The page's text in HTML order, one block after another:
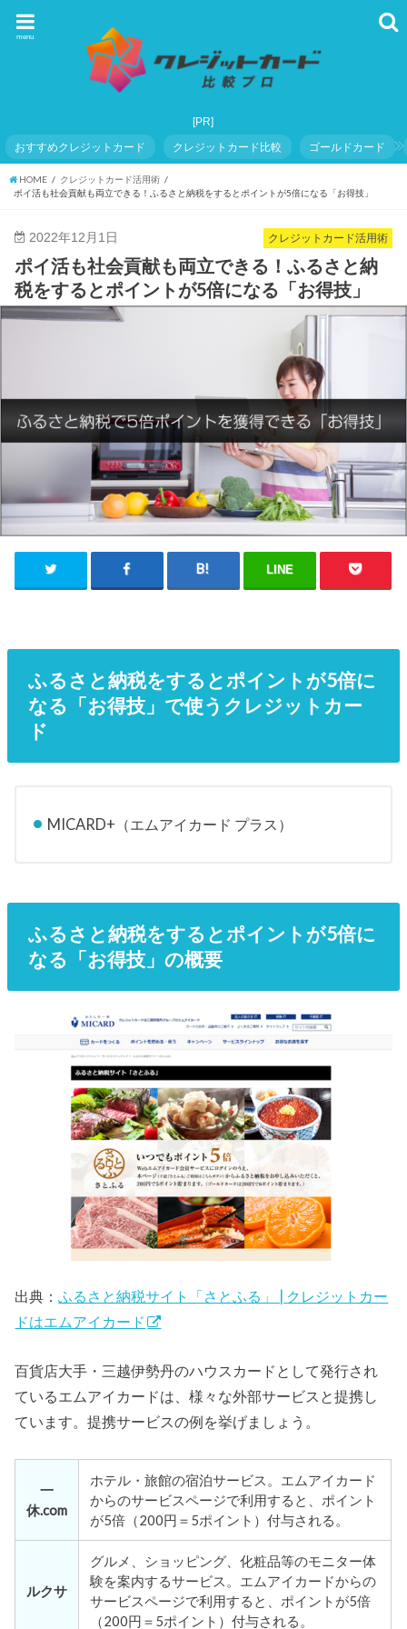
menu
おすすめクレジットカード クレジットカード比較 ゴールドカード
HOME
クレジットカード活用術
ポイ活も社会貢献も両立できる！ふるさと納税をするとポイントが5倍になる「お得技」
クレジットカード活用術
2022年12月1日
ポイ活も社会貢献も両立できる！ふるさと納
税をするとポイントが5倍になる「お得技」
LINE
ふるさと納税をするとポイントが5倍に
なる「お得技」で使うクレジットカー
ド
MICARD+（エムアイカード プラス）
ふるさと納税をするとポイントが5倍に
なる「お得技」の概要
出典：ふるさと納税サイト「さとふる」 | クレジットカー
ドはエムアイカード
百貨店大手・三越伊勢丹のハウスカードとして発行され
ているエムアイカードは、様々な外部サービスと提携し
ています。提携サービスの例を挙げましょう。
一
休.com
ホテル・旅館の宿泊サービス。エムアイカード
からのサービスページで利用すると、ポイント
が5倍（200円＝5ポイント）付与される。
ルクサ
グルメ、ショッピング、化粧品等のモニター体
験を案内するサービス。エムアイカードからの
サービスページで利用すると、ポイントが5倍
（200円＝5ポイント）付与される。